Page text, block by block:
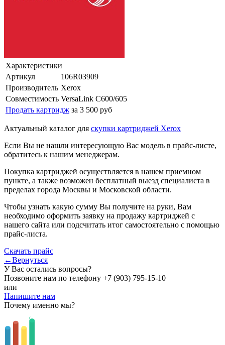
Характеристики
Артикул
106R03909
Производитель Xerox
Совместимость VersaLink C600/605
Продать картридж за 3 500 руб
Актуальный каталог для скупки картриджей Xerox
Если Вы не нашли интересующую Вас модель в прайс-листе,
обратитесь к нашим менеджерам.
Покупка картриджей осуществляется в нашем приемном
пункте, а также возможен бесплатный выезд специалиста в
пределах города Москвы и Московской области.
Чтобы узнать какую сумму Вы получите на руки, Вам
необходимо оформить заявку на продажу картриджей с
нашего сайта или подсчитать итог самостоятельно с помощью
прайс-листа.
Скачать прайс
←Вернуться
У Вас остались вопросы?
Позвоните нам по телефону +7 (903) 795-15-10
или
Напишите нам
Почему именно мы?